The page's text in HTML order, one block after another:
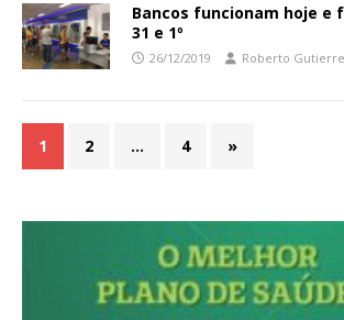
Bancos funcionam hoje e
31 e 1º
26/12/2019 Roberto
1 2 … 4 »